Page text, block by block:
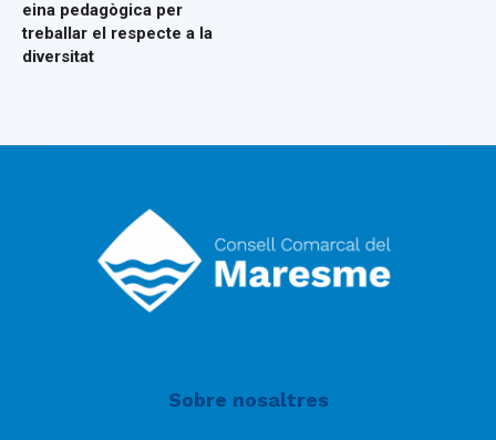
eina pedagògica per
treballar el respecte a la
diversitat
Sobre nosaltres